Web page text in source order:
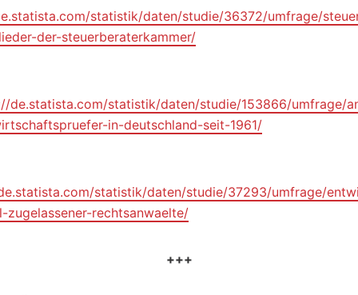
statistik/daten/studie/36372/umfrage/
der-steuerberaterkammer/
de.statista.com/statistik/daten/studie/153866/umfrage/
in-deutschland-seit-1961/
statistik/daten/studie/37293/umfrage/
zugelassener-rechtsanwaelte/
+++